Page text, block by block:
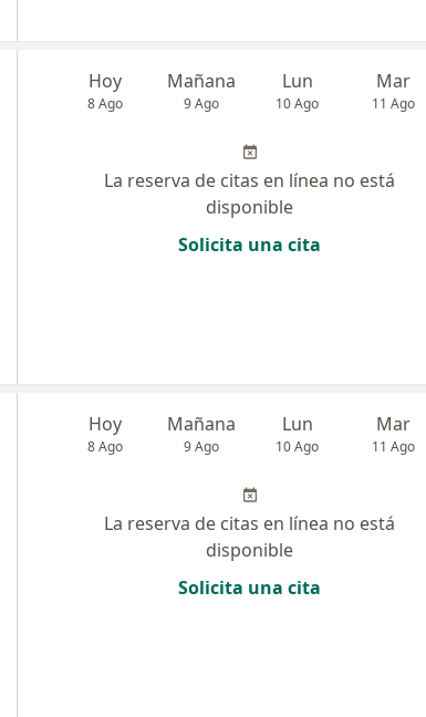
Hoy
8 Ago
Mañana
9 Ago
Lun
10 Ago
Mar
11 Ago
La reserva de citas en línea no está
disponible
Solicita una cita
Hoy
8 Ago
Mañana
9 Ago
Lun
10 Ago
Mar
11 Ago
La reserva de citas en línea no está
disponible
Solicita una cita